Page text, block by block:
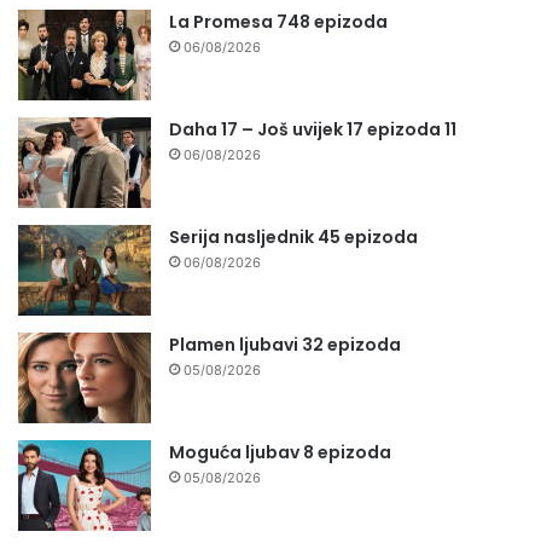
La Promesa 748 epizoda
06/08/2026
Daha 17 – Još uvijek 17 epizoda 11
06/08/2026
Serija nasljednik 45 epizoda
06/08/2026
Plamen ljubavi 32 epizoda
05/08/2026
Moguća ljubav 8 epizoda
05/08/2026